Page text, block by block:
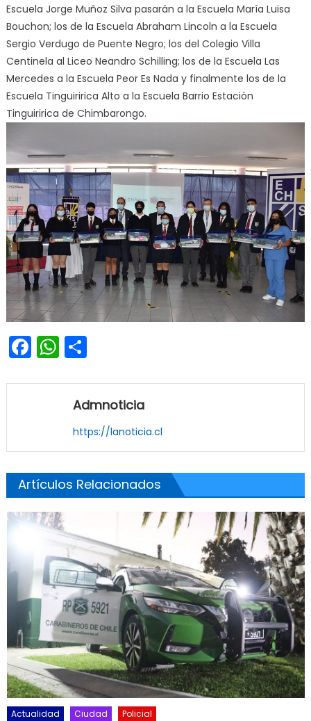
Escuela Jorge Muñoz Silva pasarán a la Escuela María Luisa
Bouchon; los de la Escuela Abraham Lincoln a la Escuela
Sergio Verdugo de Puente Negro; los del Colegio Villa
Centinela al Liceo Neandro Schilling; los de la Escuela Las
Mercedes a la Escuela Peor Es Nada y finalmente los de la
Escuela Tinguiririca Alto a la Escuela Barrio Estación
Tinguiririca de Chimbarongo.
Facebook
WhatsApp
Share
Admnoticia
https://lanoticia.cl
Artículos Relacionados
Actualidad Ciudad Policial